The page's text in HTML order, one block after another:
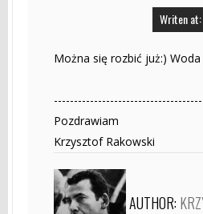
Writen
Można się rozbić już:)
Pozdrawiam
Krzysztof Rakowski
AUTHOR: